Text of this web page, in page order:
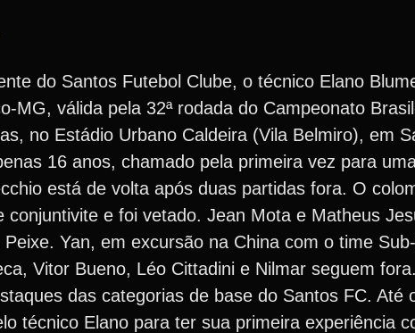
do Santos Futebol Clube, o técnico Elano
MG, válida pela 32ª rodada do Campeonato
no Estádio Urbano Caldeira (Vila Belmiro), em
16 anos, chamado pela primeira vez para
está de volta após duas partidas fora. O
conjuntivite e foi vetado. Jean Mota e Matheus
Yan, em excursão na China com o time
Vitor Bueno, Léo Cittadini e Nilmar seguem fora.
das categorias de base do Santos FC. Até
técnico Elano para ter sua primeira experiência